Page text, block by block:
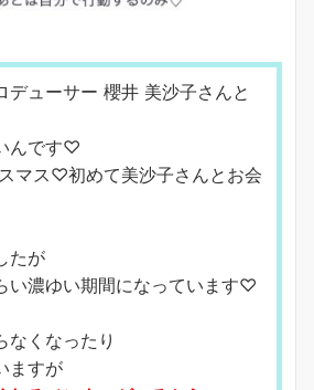
デューサー 櫻井 美沙子さんと
んです♡
マス♡初めて美沙子さんとお会
たが
い濃ゆい期間になっています♡
なくなったり
ますが